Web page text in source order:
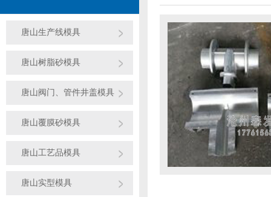
唐山生产线模具
唐山树脂砂模具
唐山阀门、管件井盖模具
唐山覆膜砂模具
唐山工艺品模具
唐山实型模具